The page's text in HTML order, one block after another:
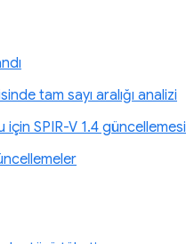
tam sayı aralığı analizi
için SPIR-V 1.4 güncellemesi